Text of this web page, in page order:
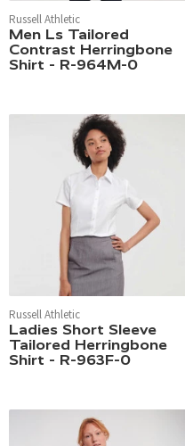
Russell Athletic
Men Ls Tailored
Contrast Herringbone
Shirt - R-964M-0
Russell Athletic
Ladies Short Sleeve
Tailored Herringbone
Shirt - R-963F-0